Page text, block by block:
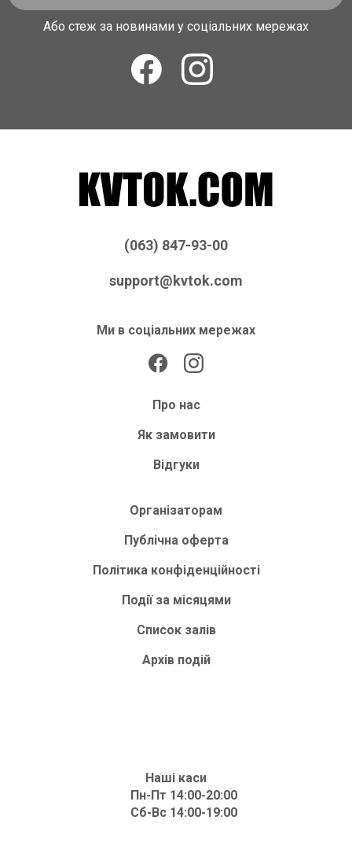
Або стеж за новинами у соціальних мережах
(063) 847-93-00
support@kvtok.com
Ми в соціальних мережах
Про нас
Як замовити
Відгуки
Організаторам
Публічна оферта
Політика конфіденційності
Події за місяцями
Список залів
Архів подій
Наші каси
Пн-Пт 14:00-20:00
Сб-Вс 14:00-19:00